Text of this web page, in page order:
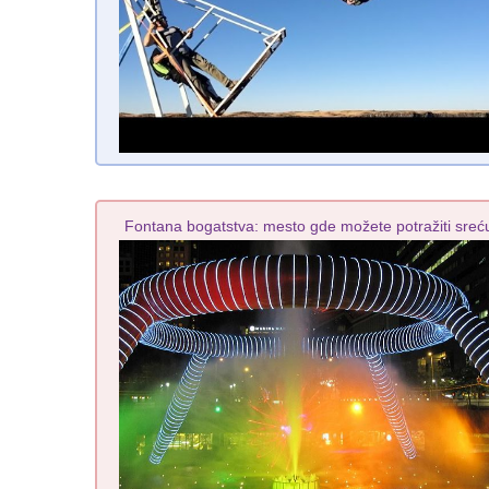
Fontana bogatstva: mesto gde možete potražiti